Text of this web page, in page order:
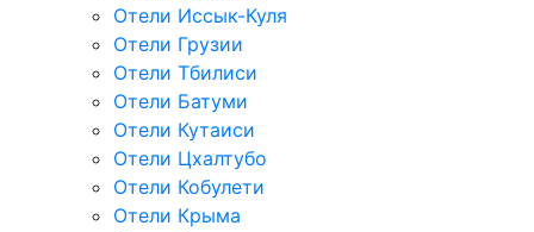
Отели Иссык-Куля
Отели Грузии
Отели Тбилиси
Отели Батуми
Отели Кутаиси
Отели Цхалтубо
Отели Кобулети
Отели Крыма